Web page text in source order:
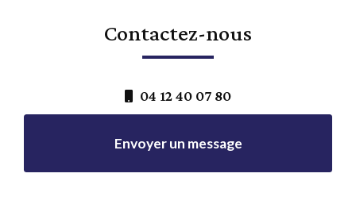
Contactez-nous
04 12 40 07 80
Envoyer un message